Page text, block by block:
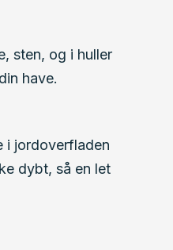
sten, og i huller
have.
i jordoverfladen
dybt, så en let